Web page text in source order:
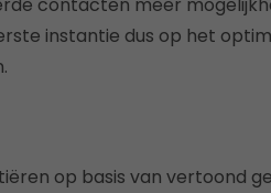
instantie dus op het
op basis van vertoond